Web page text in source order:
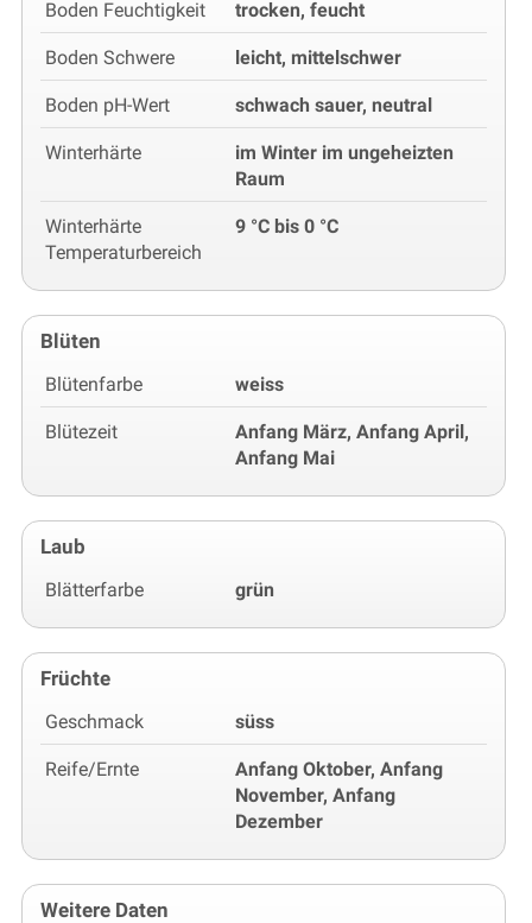
Boden Feuchtigkeit trocken, feucht
Boden Schwere leicht, mittelschwer
Boden pH-Wert schwach sauer, neutral
Winterhärte
im Winter im ungeheizten
Raum
Winterhärte
Temperaturbereich
9 °C bis 0 °C
Blüten
Blütenfarbe weiss
Blütezeit
Anfang März, Anfang April,
Anfang Mai
Laub
Blätterfarbe grün
Früchte
Geschmack süss
Reife/Ernte
Anfang Oktober, Anfang
November, Anfang
Dezember
Weitere Daten